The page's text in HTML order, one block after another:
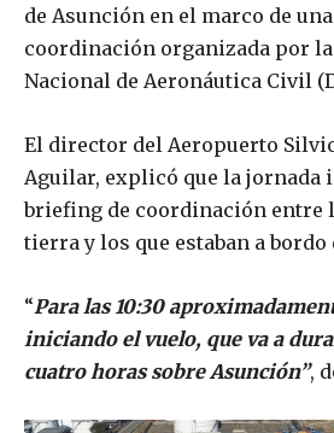
de Asunción en el marco de
coordinación organizada por
Nacional de Aeronáutica Civil
El director del Aeropuerto
Aguilar, explicó que la jornada
briefing de coordinación entre
tierra y los que estaban a bordo
“Para las 10:30
iniciando el vuelo, que va a
cuatro horas sobre Asunción”,